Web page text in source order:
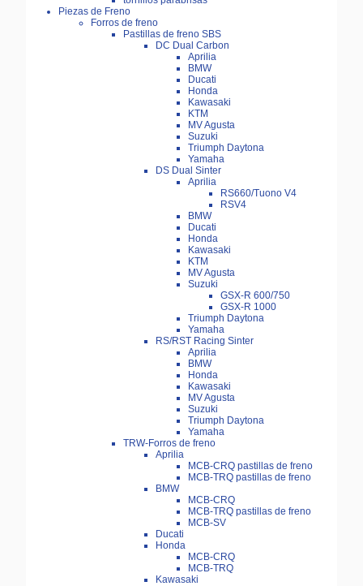
Piezas de Freno
Forros de freno
Pastillas de freno SBS
DC Dual Carbon
Aprilia
BMW
Ducati
Honda
Kawasaki
KTM
MV Agusta
Suzuki
Triumph Daytona
Yamaha
DS Dual Sinter
Aprilia
RS660/Tuono V4
RSV4
BMW
Ducati
Honda
Kawasaki
KTM
MV Agusta
Suzuki
GSX-R 600/750
GSX-R 1000
Triumph Daytona
Yamaha
RS/RST Racing Sinter
Aprilia
BMW
Honda
Kawasaki
MV Agusta
Suzuki
Triumph Daytona
Yamaha
TRW-Forros de freno
Aprilia
MCB-CRQ pastillas de freno
MCB-TRQ pastillas de freno
BMW
MCB-CRQ
MCB-TRQ pastillas de freno
MCB-SV
Ducati
Honda
MCB-CRQ
MCB-TRQ
Kawasaki